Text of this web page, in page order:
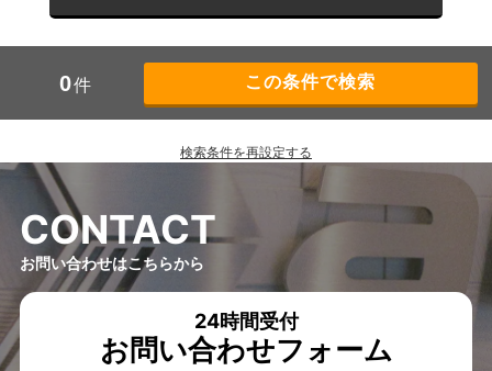
0件
検索条件を再設定する
CONTACT
お問い合わせはこちらから
24時間受付
お問い合わせフォーム